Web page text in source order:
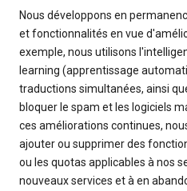
Nous développons en
et fonctionnalités en vue
exemple, nous utilisons
learning (apprentissage
traductions simultanées, ainsi
bloquer le spam et les logiciels
ces améliorations continues,
ajouter ou supprimer des
ou les quotas applicables à nos
nouveaux services et à en